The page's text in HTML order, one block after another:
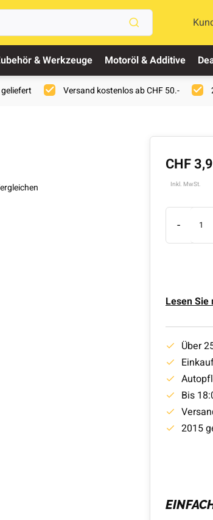
& Werkzeuge Motoröl & Additive
Versand kostenlos ab CHF 50.-
CHF
Inkl. MwSt.
-
Lesen Sie
Über
Bis
2015